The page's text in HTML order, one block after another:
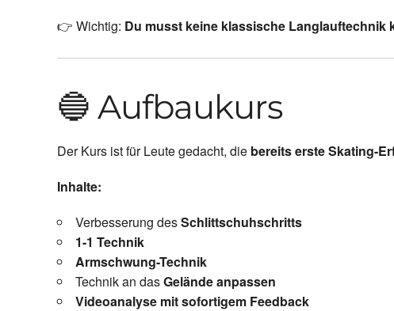
👉 Wichtig: Du musst keine klassische Langlauftechnik
🔵 Aufbaukurs
Der Kurs ist für Leute gedacht, die bereits erste Skating-
Inhalte:
Verbesserung desSchlittschuhschritts
1-1 Technik
Armschwung-Technik
Technik an dasGelände anpassen
Videoanalyse mit sofortigem Feedback